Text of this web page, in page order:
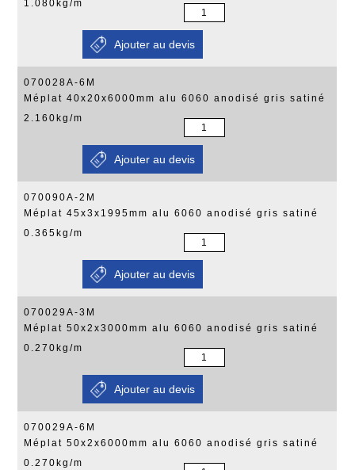
1.080kg/m
070028A-6M
Méplat 40x20x6000mm alu 6060 anodisé gris satiné
2.160kg/m
070090A-2M
Méplat 45x3x1995mm alu 6060 anodisé gris satiné
0.365kg/m
070029A-3M
Méplat 50x2x3000mm alu 6060 anodisé gris satiné
0.270kg/m
070029A-6M
Méplat 50x2x6000mm alu 6060 anodisé gris satiné
0.270kg/m